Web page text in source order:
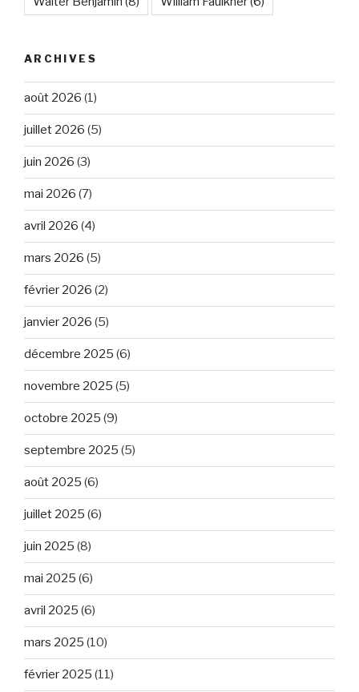
ARCHIVES
août 2026 (1)
juillet 2026 (5)
juin 2026 (3)
mai 2026 (7)
avril 2026 (4)
mars 2026 (5)
février 2026 (2)
janvier 2026 (5)
décembre 2025 (6)
novembre 2025 (5)
octobre 2025 (9)
septembre 2025 (5)
août 2025 (6)
juillet 2025 (6)
juin 2025 (8)
mai 2025 (6)
avril 2025 (6)
mars 2025 (10)
février 2025 (11)